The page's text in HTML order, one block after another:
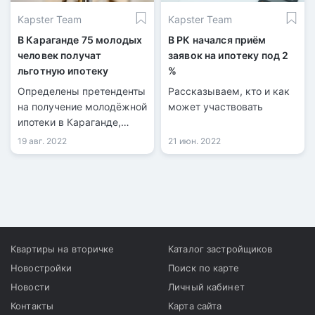
Kapster Team
В Караганде 75 молодых
человек получат
льготную ипотеку
Определены претенденты
на получение молодёжной
ипотеки в Караганде,
передает
информационная служба
работающей молодёжи
стал акимат области
совместно с Отбасы
банком.
19 авг. 2022
Kapster Team
В РК начался приём
заявок на ипотеку под 2
%
Рассказываем, кто и как
может участвовать
21 июн. 2022
Квартиры на вторичке
Новостройки
Новости
Контакты
Каталог застройщиков
Поиск по карте
Личный кабинет
Карта сайта